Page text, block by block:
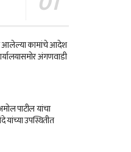
आलेल्या कामांचे आदेश
अंगणवाडी
पाटील यांचा
यांच्या उपस्थितीत